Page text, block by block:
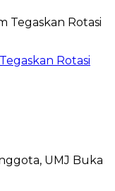
Rotasi